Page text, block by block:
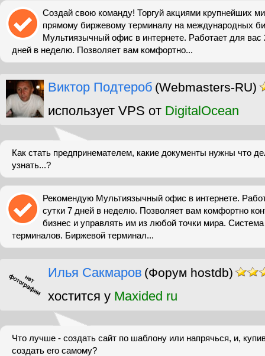
Создай свою команду! Торгуй акциями крупнейших
прямому биржевому терминалу на международных
Мультиязычный офис в интернете. Работает для вас
дней в неделю. Позволяет вам комфортно...
Виктор Подтероб (Webmasters-RU)
использует VPS от DigitalOcean
Как стать предпринемателем, какие документы нужны что
узнать...?
Рекомендую Мультиязычный офис в интернете.
сутки 7 дней в неделю. Позволяет вам комфортно
бизнес и управлять им из любой точки мира.
терминалов. Биржевой терминал...
Илья Сакмаров (Форум hostdb)
хостится у Maxided ru
Что лучше - создать сайт по шаблону или напрячься, и,
создать его самому?